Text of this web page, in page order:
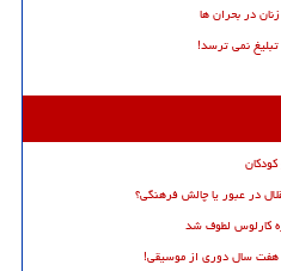
در بحران ها
نمی ترسد!
در عبور یا چالش فرهنگی؟
کارلوس لطوف شد
هفت سال دوری از موسیقی!